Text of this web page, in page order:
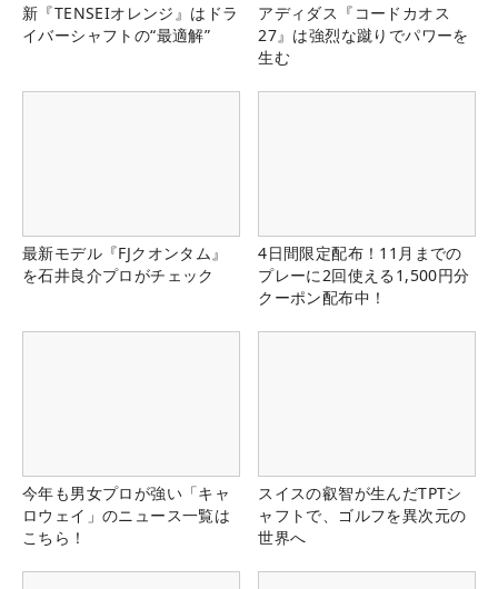
新『TENSEIオレンジ』はドラ
イバーシャフトの“最適解”
アディダス『コードカオス
27』は強烈な蹴りでパワーを
生む
最新モデル『FJクオンタム』
を石井良介プロがチェック
4日間限定配布！11月までの
プレーに2回使える1,500円分
クーポン配布中！
今年も男女プロが強い「キャ
ロウェイ」のニュース一覧は
こちら！
スイスの叡智が生んだTPTシ
ャフトで、ゴルフを異次元の
世界へ